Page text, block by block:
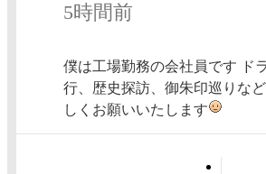
5時間前
僕は工場勤務の会社員です ド
行、歴史探訪、御朱印巡りな
しくお願いいたします